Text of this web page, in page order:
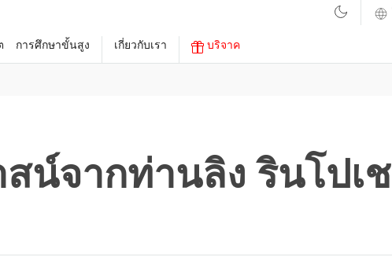
การศึกษาขั้นสูง เกี่ยวกับเรา บริจาค
น์จากท่านลิง รินโปเช